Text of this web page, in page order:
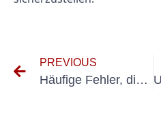
PREVIOUS
Häufige Fehler, die Sie beim Einsatz von UVV-Krananlagen vermeiden sollten